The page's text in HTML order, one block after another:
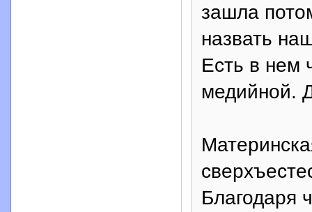
зашла
назвать
Есть в нем
медийной.
Благодаря